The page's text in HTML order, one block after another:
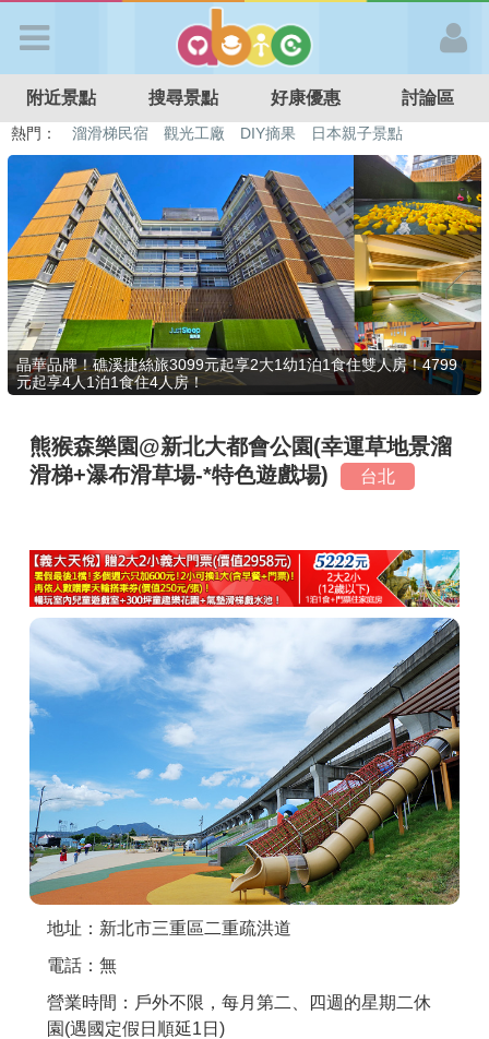
APP登入
首 頁
搜尋景點
好康優惠
最新消息
最新留言
推薦景點
討論區
APP下載
附近景點 搜尋景點 好康優惠 討論區
熱門： 特色遊戲場 親子住房優惠 台北親子餐廳
溫泉泡湯SPA
溜滑梯民宿
觀光工廠 DIY摘果 日本親子景點
晶華品牌！礁溪捷絲旅3099元起享2大1幼1泊1食住雙人房！4799
元起享4人1泊1食住4人房！
熊猴森樂園@新北大都會公園(幸運草地景溜
滑梯+瀑布滑草場-*特色遊戲場)
台北
地址：新北市三重區二重疏洪道
電話：無
營業時間：戶外不限，每月第二、四週的星期二休
園(遇國定假日順延1日)